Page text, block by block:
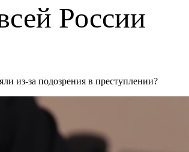
России
из-за подозрения в преступлении?